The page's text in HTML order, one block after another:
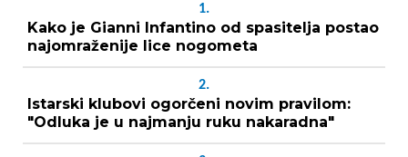
1.
Kako je Gianni Infantino od spasitelja postao
najomraženije lice nogometa
2.
Istarski klubovi ogorčeni novim pravilom:
"Odluka je u najmanju ruku nakaradna"